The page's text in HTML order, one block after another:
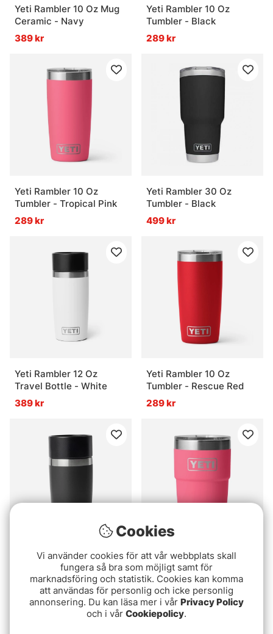
Yeti Rambler 10 Oz Mug
Ceramic - Navy
389 kr
Yeti Rambler 10 Oz
Tumbler - Black
289 kr
Yeti Rambler 10 Oz
Tumbler - Tropical Pink
289 kr
Yeti Rambler 30 Oz
Tumbler - Black
499 kr
Yeti Rambler 12 Oz
Travel Bottle - White
389 kr
Yeti Rambler 10 Oz
Tumbler - Rescue Red
289 kr
Yeti Rambler 8 Oz Travel
Bottle - Black
329 kr
Yeti Rambler 8 Oz
Stackable Cup Ceramic -
Tropical Pink
329 kr
Cookies
Vi använder cookies för att vår webbplats skall
fungera så bra som möjligt samt för
marknadsföring och statistik. Cookies kan komma
att användas för personlig och icke personlig
annonsering. Du kan läsa mer i vår Privacy Policy
och i vår Cookiepolicy.